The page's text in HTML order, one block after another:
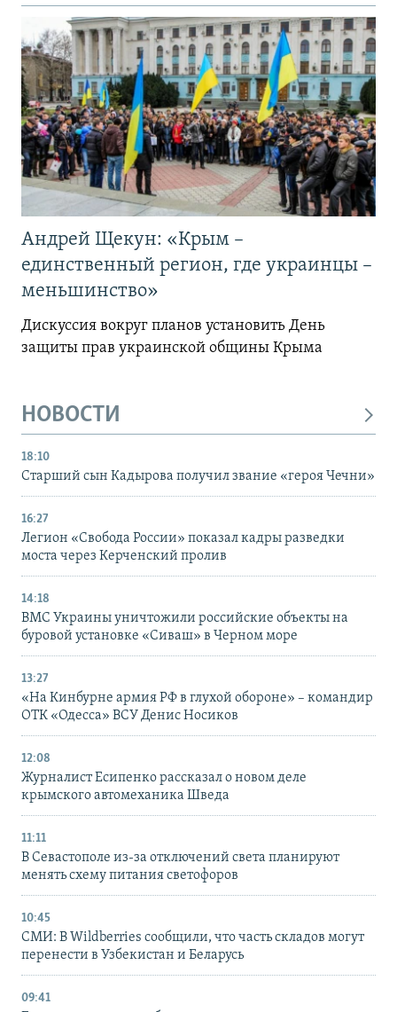
Андрей Щекун: «Крым –
единственный регион, где украинцы –
меньшинство»
Дискуссия вокруг планов установить День
защиты прав украинской общины Крыма
НОВОСТИ
18:10
Старший сын Кадырова получил звание «героя Чечни»
16:27
Легион «Свобода России» показал кадры разведки
моста через Керченский пролив
14:18
ВМС Украины уничтожили российские объекты на
буровой установке «Сиваш» в Черном море
13:27
«На Кинбурне армия РФ в глухой обороне» – командир
ОТК «Одесса» ВСУ Денис Носиков
12:08
Журналист Есипенко рассказал о новом деле
крымского автомеханика Шведа
11:11
В Севастополе из-за отключений света планируют
менять схему питания светофоров
10:45
СМИ: В Wildberries сообщили, что часть складов могут
перенести в Узбекистан и Беларусь
09:41